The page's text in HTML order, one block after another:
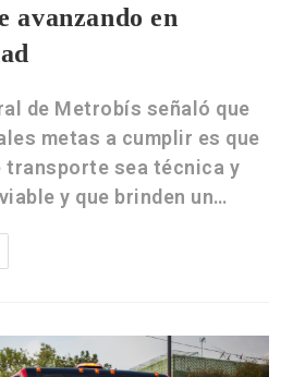
avanzando en
de Metrobís señaló que
metas a cumplir es que
transporte sea técnica y
y que brinden un…